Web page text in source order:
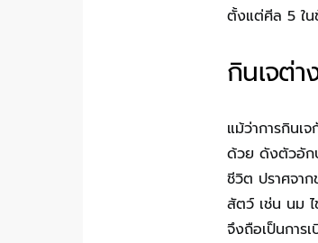
ตั้งแต่ศีล 5 ใน
กินเจต่
แม้ว่าการกินเ
ด้วย ดังตัวอักษ
ชีวิต ปราศจา
สัตว์ เช่น นม ไ
จึงถือเป็นการ